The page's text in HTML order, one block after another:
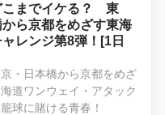
こまでイケる？ 東
ら京都をめざす東海
レンジ第8弾！[1日
・日本橋から京都をめざ
道ワンウェイ・アタック
球に賭ける青春！